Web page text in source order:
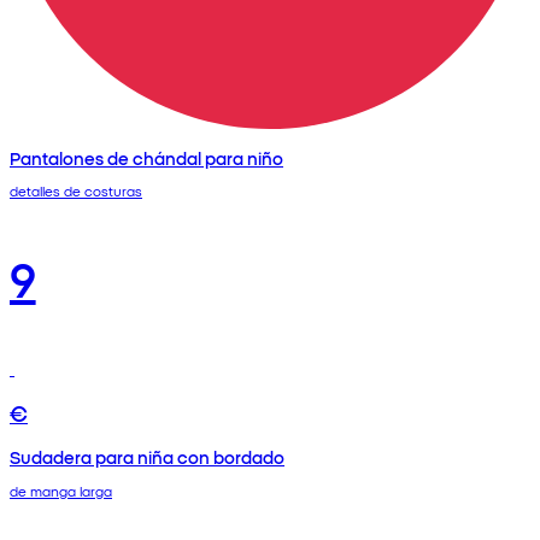
Pantalones de chándal para niño
detalles de costuras
9
€
Sudadera para niña con bordado
de manga larga